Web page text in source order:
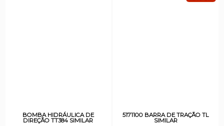
BOMBA HIDRÁULICA DE
DIREÇÃO TT384 SIMILAR
5171100 BARRA DE TRAÇÃO TL
SIMILAR